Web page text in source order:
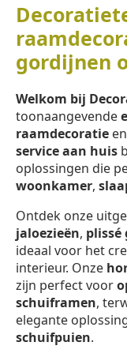
gordijnen
Welkom bij
toonaangevende
raamdecoratie en
service aan huis
oplossingen die
woonkamer,
Ontdek onze
jaloezieën, plissé
ideaal voor het
interieur. Onze
zijn perfect voor
schuiframen,
elegante
schuifpuien.